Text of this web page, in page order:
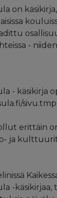
on
-
-
erittäin
ja
-